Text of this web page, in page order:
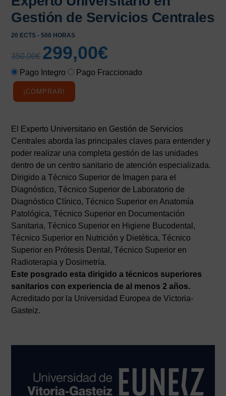
Gestión de Servicios Centrales
20 ECTS - 500 HORAS
350,00€
El
precio
original
299,00€
actual
Pago Integro Pago Fraccionado
¡COMPRAR!
El Experto Universitario en Gestión de Servicios
Centrales aborda las principales claves para entender y
poder realizar una completa gestión de las unidades
dentro de un centro sanitario de atención especializada.
Dirigido a Técnico Superior de Imagen para el
Diagnóstico, Técnico Superior de Laboratorio de
Diagnóstico Clínico, Técnico Superior en Anatomía
Patológica, Técnico Superior en Documentación
Sanitaria, Técnico Superior en Higiene Bucodental,
Técnico Superior en Nutrición y Dietética, Técnico
Superior en Prótesis Dental, Técnico Superior en
Radioterapia y Dosimetría.
Este posgrado esta dirigido a técnicos superiores
sanitarios con experiencia de al menos 2 años.
Acreditado por la Universidad Europea de Victoria-
Gasteiz.